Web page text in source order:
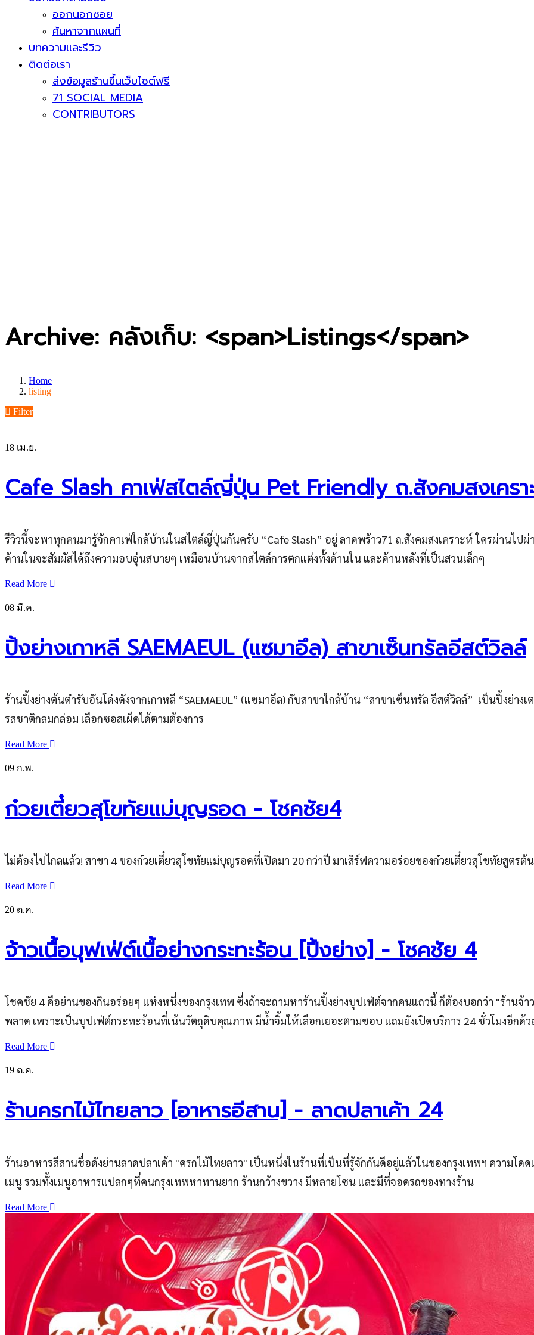
ออกนอกซอย
ค้นหาจากแผนที่
บทความและรีวิว
ติดต่อเรา
ส่งข้อมูลร้านขึ้นเว็บไซต์ฟรี
71 SOCIAL MEDIA
CONTRIBUTORS
Archive: คลังเก็บ: <span>Listings</span>
Home
listing
Filter
18 เม.ย.
Cafe Slash คาเฟ่สไตล์ญี่ปุ่น Pet Friendly ถ.สังคมสงเครา
รีวิวนี้จะพาทุกคนมารู้จักคาเฟ่ใกล้บ้านในสไตล์ญี่ปุ่นกันครับ “Cafe Slash” อยู่ ลาดพร้าว71 ถ.สังคมสงเคราะห์ ใครผ่านไ
ด้านในจะสัมผัสได้ถึงความอบอุ่นสบายๆ เหมือนบ้านจากสไตล์การตกแต่งทั้งด้านใน และด้านหลังที่เป็นสวนเล็กๆ
Read More
08 มี.ค.
ปิ้งย่างเกาหลี SAEMAEUL (แซมาอึล) สาขาเซ็นทรัลอีสต์วิลล์
ร้านปิ้งย่างต้นตำรับอันโด่งดังจากเกาหลี “SAEMAEUL” (แซมาอึล) กับสาขาใกล้บ้าน “สาขาเซ็นทรัล อีสต์วิลล์” เป็นปิ้งย่า
รสชาติกลมกล่อม เลือกซอสเผ็ดได้ตามต้องการ
Read More
09 ก.พ.
ก๋วยเตี๋ยวสุโขทัยแม่บุญรอด - โชคชัย4
ไม่ต้องไปไกลแล้ว! สาขา 4 ของก๋วยเตี๋ยวสุโขทัยแม่บุญรอดที่เปิดมา 20 กว่าปี มาเสิร์ฟความอร่อยของก๋วยเตี๋ยวสุโขทัยสูตร
Read More
20 ต.ค.
จ้าวเนื้อบุฟเฟ่ต์เนื้อย่างกระทะร้อน [ปิ้งย่าง] - โชคชัย 4
โชคชัย 4 คือย่านของกินอร่อยๆ แห่งหนึ่งของกรุงเทพ ซึ่งถ้าจะถามหาร้านปิ้งย่างบุปเฟ่ต์จากคนแถวนี้ ก็ต้องบอกว่า "ร้าน
พลาด เพราะเป็นบุปเฟ่ต์กระทะร้อนที่เน้นวัตถุดิบคุณภาพ มีน้ำจิ้มให้เลือกเยอะตามชอบ แถมยังเปิดบริการ 24 ชั่วโมงอีกด้ว
Read More
19 ต.ค.
ร้านครกไม้ไทยลาว [อาหารอีสาน] - ลาดปลาเค้า 24
ร้านอาหารสีสานชื่อดังย่านลาดปลาเค้า "ครกไม้ไทยลาว" เป็นหนึ่งในร้านที่เป็นที่รู้จักกันดีอยู่แล้วในของกรุงเทพฯ ความโ
เมนู รวมทั้งเมนูอาหารแปลกๆที่คนกรุงเทพหาทานยาก ร้านกว้างขวาง มีหลายโซน และมีที่จอดรถของทางร้าน
Read More